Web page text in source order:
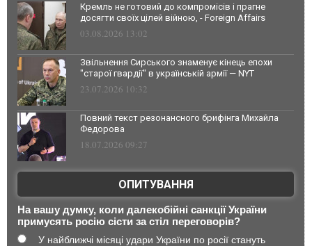
Кремль не готовий до компромісів і прагне
досягти своїх цілей війною, - Foreign Affairs
03.08.2026 13:02
Звільнення Сирського знаменує кінець епохи
"старої гвардії" в українській армії — NYT
23.07.2026 10:32
Повний текст резонансного брифінга Михайла
Федорова
18.07.2026 09:27
ОПИТУВАННЯ
На вашу думку, коли далекобійні санкції України
примусять росію сісти за стіл переговорів?
У найближчі місяці удари України по росії стануть